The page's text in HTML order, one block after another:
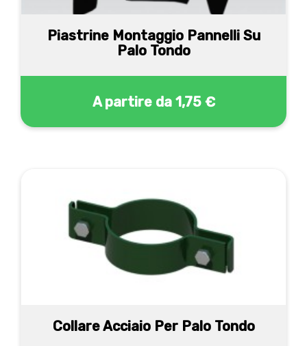
Piastrine Montaggio Pannelli Su
Palo Tondo
A partire da 1,75 €
Collare Acciaio Per Palo Tondo